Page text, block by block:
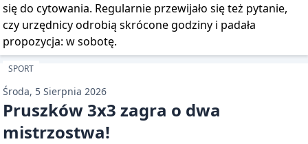
się do cytowania. Regularnie przewijało się też pytanie,
czy urzędnicy odrobią skrócone godziny i padała
propozycja: w sobotę.
SPORT
Środa, 5 Sierpnia 2026
Pruszków 3x3 zagra o dwa
mistrzostwa!